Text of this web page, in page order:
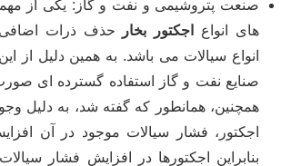
صنعت پتروشیمی و نفت و گاز: یکی از
های انواع
اجکتور بخار
حذف ذرات اضافی
انواع سیالات می باشد. به همین دلیل از
صنایع نفت و گاز استفاده گسترده ای
همچنین، همانطور که گفته شد، به دلیل
اجکتور، فشار سیالات موجود در آن
بنابراین اجکتورها در افزایش فشار